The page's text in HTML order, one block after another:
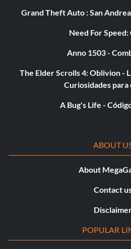
Grand Theft Auto : San
Need For
Anno 1503 -
The Elder Scrolls 4: Oblivion -
Curiosidades para
A Bug's Life -
ABOUT
About
Contact
POPULAR